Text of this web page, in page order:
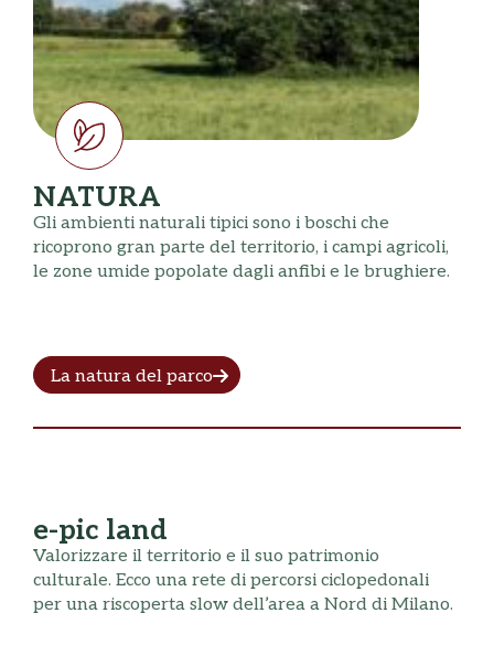
NATURA
Gli ambienti naturali tipici sono i boschi che
ricoprono gran parte del territorio, i campi agricoli,
le zone umide popolate dagli anfibi e le brughiere.
La natura del parco
e-pic land
Valorizzare il territorio e il suo patrimonio
culturale. Ecco una rete di percorsi ciclopedonali
per una riscoperta slow dell’area a Nord di Milano.